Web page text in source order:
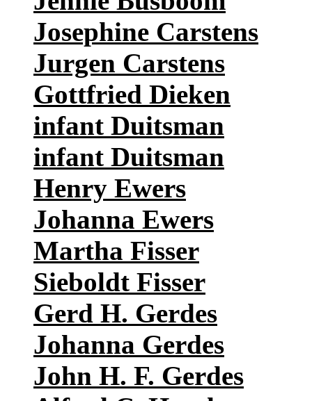
Josephine Carstens
Jurgen Carstens
Gottfried Dieken
infant Duitsman
infant Duitsman
Henry Ewers
Johanna Ewers
Martha Fisser
Sieboldt Fisser
Gerd H. Gerdes
Johanna Gerdes
John H. F. Gerdes